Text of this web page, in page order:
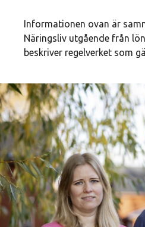
Informationen ovan är
Näringsliv utgående från
beskriver regelverket som